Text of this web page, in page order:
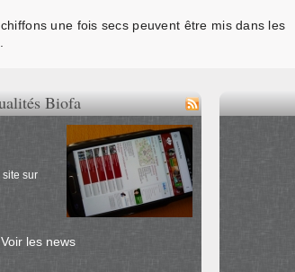
une fois secs peuvent être mis dans les
Biofa
site sur
Voir les news